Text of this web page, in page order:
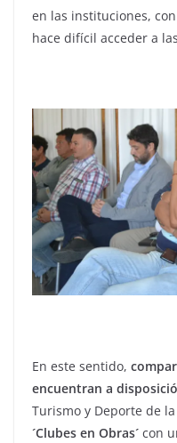
en las instituciones,
hace difícil acceder a
En este sentido,
encuentran a
Turismo y Deporte de
´Clubes en Obras´ con